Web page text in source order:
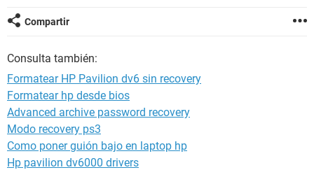
Compartir
Consulta también:
Formatear HP Pavilion dv6 sin recovery
Formatear hp desde bios
Advanced archive password recovery
Modo recovery ps3
Como poner guión bajo en laptop hp
Hp pavilion dv6000 drivers